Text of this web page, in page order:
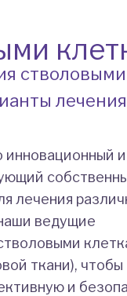
стволовыми
инновационный и
лечения
ведущие
ткани), чтобы
и